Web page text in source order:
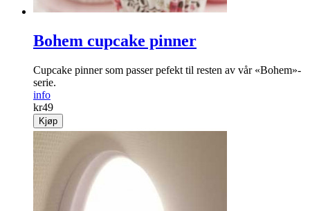
Bohem cupcake pinner
Cupcake pinner som passer pefekt til resten av vår «Bohem»-
serie.
info
kr49
Kjøp